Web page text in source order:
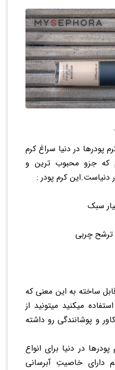
پودرها در دنیا سراغ کرم
که جزو محبوب ترین و
دنیاست.این کرم پودر :
ساخته به این معنی که
میکنید میتونید از
و پوشانندگی رو داشته
در دنیا برای انواع
دارای خاصیتِ آبرسانی